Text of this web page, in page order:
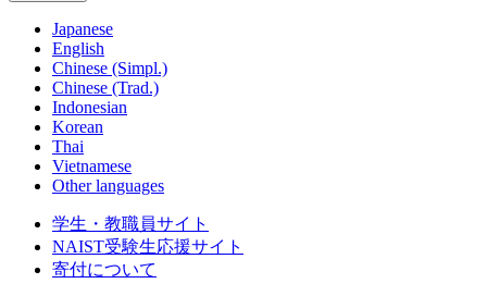
Japanese
English
Chinese (Simpl.)
Chinese (Trad.)
Indonesian
Korean
Thai
Vietnamese
Other languages
学生・教職員サイト
NAIST受験生応援サイト
寄付について